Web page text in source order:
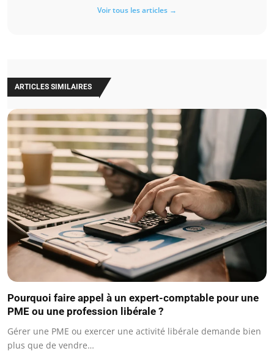
Voir tous les articles →
ARTICLES SIMILAIRES
Pourquoi faire appel à un expert-comptable pour une
PME ou une profession libérale ?
Gérer une PME ou exercer une activité libérale demande bien
plus que de vendre…